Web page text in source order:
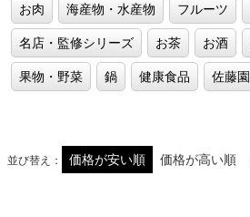
お肉 海産物・水産物 フルーツ
名店・監修シリーズ お茶 お酒
果物・野菜 鍋 健康食品 佐藤園
並び替え 価格が安い順 価格が高い順